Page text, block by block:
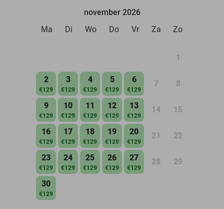
november 2026
Ma
Di Wo Do Vr Za Zo
1
2
€129
3
€129
4
€129
5
€129
6
€129
7 8
9
€129
10
€129
11
€129
12
€129
13
€129
14 15
16
€129
17
€129
18
€129
19
€129
20
€129
21 22
23
€129
24
€129
25
€129
26
€129
27
€129
28 29
30
€129